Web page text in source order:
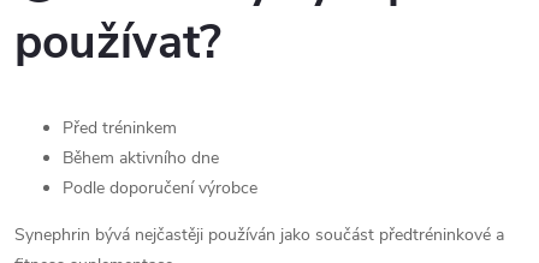
používat?
Před tréninkem
Během aktivního dne
Podle doporučení výrobce
Synephrin bývá nejčastěji používán jako součást předtréninkové a